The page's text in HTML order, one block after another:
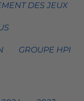
DES JEUX
GROUPE HPI